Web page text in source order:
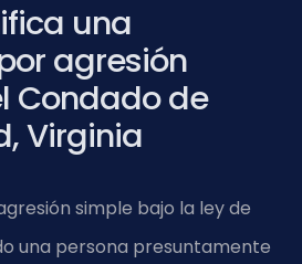
una
agresión
Condado de
Virginia
simple bajo la ley de
una persona presuntamente